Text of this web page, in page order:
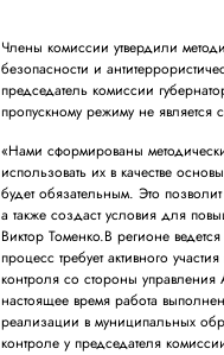
Члены комиссии утвердили
безопасности и
председатель комиссии
пропускному режиму не является
«Нами сформированы
использовать их в качестве
будет обязательным. Это
а также создаст условия для
Виктор Томенко.В регионе
процесс требует активного
контроля со стороны управления
настоящее время работа
реализации в муниципальных
контроле у председателя